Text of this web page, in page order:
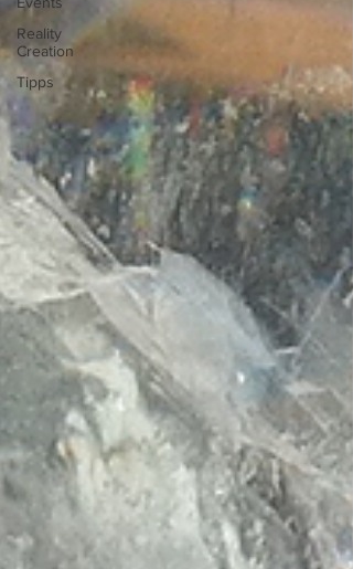
Reality
Creation
Tipps